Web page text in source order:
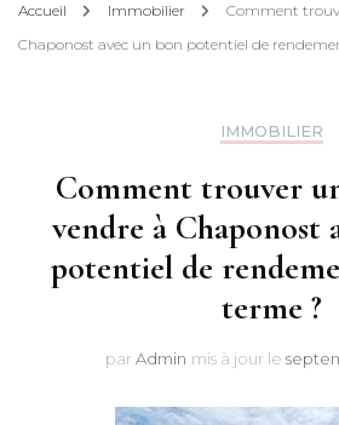
Accueil Immobilier
Comment
Chaponost avec un bon potentiel de
IMMOBILIER
Comment trouver
vendre à Chaponost
potentiel de
terme ?
par Admin mis à jour le